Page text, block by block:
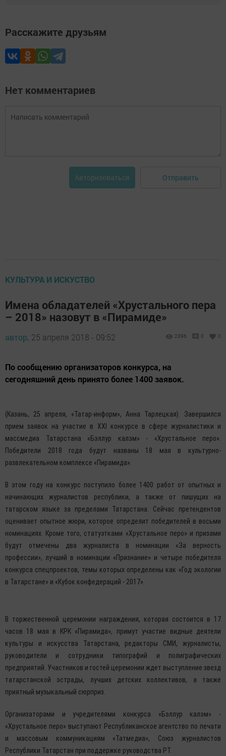
Расскажите друзьям
Нет комментариев
Авторизоваться Отправить
КУЛЬТУРА И ИСКУСТВО
Имена обладателей «Хрустального пера
– 2018» назовут в «Пирамиде»
автор, 25 апреля 2018 - 09:52 2396 0 0
По сообщению организаторов конкурса, на
сегодняшний день принято более 1400 заявок.
(Казань, 25 апреля, «Татар-информ», Анна Тарлецкая). Завершился
прием заявок на участие в XXI конкурсе в сфере журналистики и
массмедиа Татарстана «Бэллур калэм» - «Хрустальное перо».
Победители 2018 года будут названы 18 мая в культурно-
развлекательном комплексе «Пирамида».
В этом году на конкурс поступило более 1400 работ от опытных и
начинающих журналистов республики, а также от пишущих на
татарском языке за пределами Татарстана. Сейчас претендентов
оценивает опытное жюри, которое определит победителей в восьми
номинациях. Кроме того, статуэтками «Хрустальное перо» и призами
будут отмечены два журналиста в номинации «За верность
профессии», лучший в номинации «Признание» и четыре победителя
конкурса спецпроектов, темы которых определены как «Год экологии
в Татарстане» и «Кубок конфедераций - 2017».
В торжественной церемонии награждения, которая состоится в 17
часов 18 мая в КРК «Пирамида», примут участие видные деятели
культуры и искусства Татарстана, редакторы СМИ, журналисты,
руководители и сотрудники типографий и полиграфических
предприятий. Участников и гостей церемонии ждет выступление звезд
татарстанской эстрады, лучших детских коллективов, а также
приятный музыкальный сюрприз.
Организаторами и учредителями конкурса «Бэллур калэм» -
«Хрустальное перо» выступают Республиканское агентство по печати
и массовым коммуникациям «Татмедиа», Союз журналистов
Республики Татарстан при поддержке руководства РТ.